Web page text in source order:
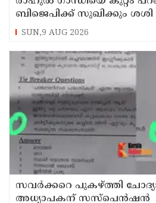
ബിജെപിക്ക് സുഖിക്കും
മറുപടിയുമായി കെ സി
SUN,9 AUG 2026
സവര്‍ക്കറെ പുകഴ്ത്തി
അധ്യാപകന് സസ്‌പെന്‍ഷന്‍